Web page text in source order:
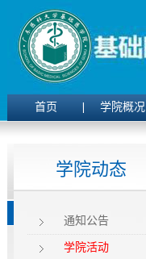
首页 学院概况
学院动态
通知公告
学院活动